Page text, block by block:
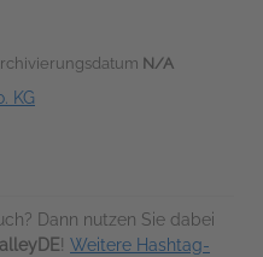
N/A
KG
Dann nutzen Sie dabei
! Weitere Hashtag-